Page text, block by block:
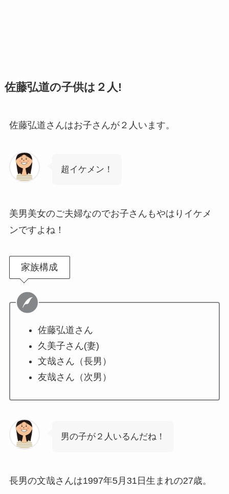
佐藤弘道の子供は２人!
佐藤弘道さんはお子さんが２人います。
超イケメン！
美男美女のご夫婦なのでお子さんもやはりイケメ
ンですよね！
家族構成
佐藤弘道さん
久美子さん(妻)
文哉さん（長男）
友哉さん（次男）
男の子が２人いるんだね！
長男の文哉さんは1997年5月31日生まれの27歳。